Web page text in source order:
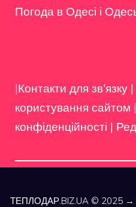
Погода в Одесі і
|Контакти для зв'язку |
користування сайтом |
конфіденційності |
ТЕПЛОДАР.BIZ.UA © 2025 → З